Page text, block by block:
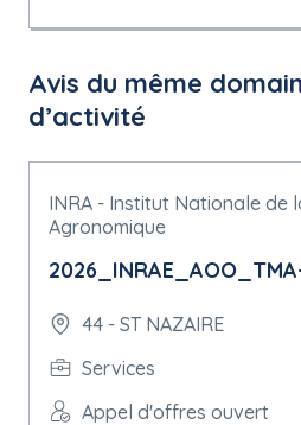
Avis du même
d’activité
INRA - Institut Nationale de
Agronomique
44 - ST NAZAIRE
Services
Appel d'offres ouvert